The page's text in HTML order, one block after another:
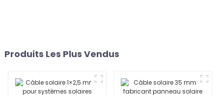
Produits Les Plus Vendus